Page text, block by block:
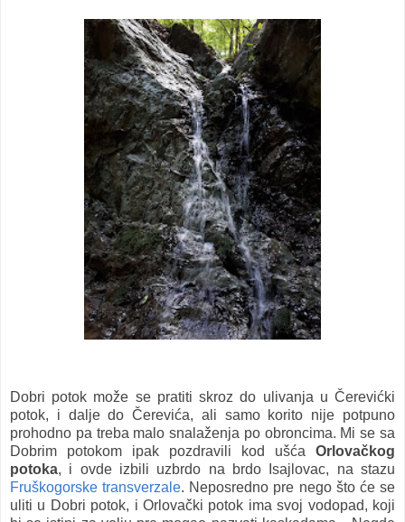
Dobri potok može se pratiti skroz do ulivanja u Čerevićki
potok, i dalje do Čerevića, ali samo korito nije potpuno
prohodno pa treba malo snalaženja po obroncima. Mi se sa
Dobrim potokom ipak pozdravili kod ušća Orlovačkog
potoka, i ovde izbili uzbrdo na brdo Isajlovac, na stazu
Fruškogorske transverzale. Neposredno pre nego što će se
uliti u Dobri potok, i Orlovački potok ima svoj vodopad, koji